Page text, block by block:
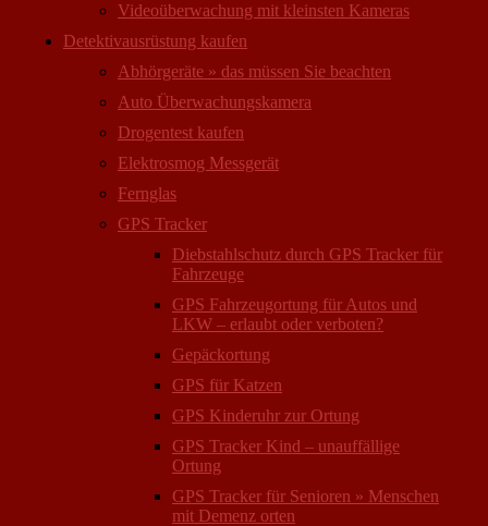
Videoüberwachung mit kleinsten Kameras
Detektivausrüstung kaufen
Abhörgeräte » das müssen Sie beachten
Auto Überwachungs­kamera
Drogentest kaufen
Elektrosmog Messgerät
Fernglas
GPS Tracker
Diebstahlschutz durch GPS Tracker für
Fahrzeuge
GPS Fahrzeugortung für Autos und
LKW – erlaubt oder verboten?
Gepäckortung
GPS für Katzen
GPS Kinderuhr zur Ortung
GPS Tracker Kind – unauffällige
Ortung
GPS Tracker für Senioren » Menschen
mit Demenz orten